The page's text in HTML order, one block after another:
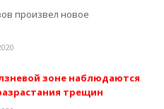
произвел новое
зоне наблюдаются
трещин